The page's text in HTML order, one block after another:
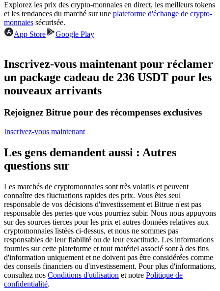
Futures USDC
Rejoignez les meilleurs traders
Devenez un trader de copie
Profitez du partage des bénéfices et des commissions de copy
trading
Explorez les prix des crypto-monnaies en direct, les meilleurs tokens
et les tendances du marché sur une plateforme d'échange de crypto-
monnaies sécurisée.
App Store
Google Play
Inscrivez-vous maintenant pour réclamer
un package cadeau de 236 USDT pour les
nouveaux arrivants
Rejoignez Bitrue pour des récompenses exclusives
Inscrivez-vous maintenant
Les gens demandent aussi : Autres
questions sur
Les marchés de cryptomonnaies sont très volatils et peuvent
connaître des fluctuations rapides des prix. Vous êtes seul
responsable de vos décisions d'investissement et Bitrue n'est pas
responsable des pertes que vous pourriez subir. Nous nous appuyons
sur des sources tierces pour les prix et autres données relatives aux
cryptomonnaies listées ci-dessus, et nous ne sommes pas
responsables de leur fiabilité ou de leur exactitude. Les informations
fournies sur cette plateforme et tout matériel associé sont à des fins
d'information uniquement et ne doivent pas être considérées comme
des conseils financiers ou d'investissement. Pour plus d'informations,
consultez nos Conditions d'utilisation et notre Politique de
confidentialité.